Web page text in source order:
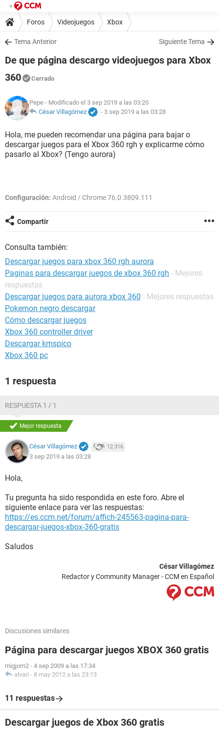
Foros Videojuegos Xbox
Tema Anterior Siguiente Tema
De que página descargo videojuegos para Xbox
360
Cerrado
Pepe - Modificado el 3 sep 2019 a las 03:20
César Villagómez
- 3 sep 2019 a las 03:28
Hola, me pueden recomendar una página para bajar o
descargar juegos para el Xbox 360 rgh y explicarme cómo
pasarlo al Xbox? (Tengo aurora)
Configuración: Android / Chrome 76.0.3809.111
Compartir
Consulta también:
Descargar juegos para xbox 360 rgh aurora
Paginas para descargar juegos de xbox 360 rgh - Mejores
respuestas
Descargar juegos para aurora xbox 360 - Mejores respuestas
Pokemon negro descargar
Cómo descargar juegos
Xbox 360 controller driver
Descargar kmspico
Xbox 360 pc
1 respuesta
RESPUESTA 1 / 1
Mejor respuesta
César Villagómez 12.316
3 sep 2019 a las 03:28
Hola,
Tu pregunta ha sido respondida en este foro. Abre el
siguiente enlace para ver las respuestas:
https://es.ccm.net/forum/affich-245563-pagina-para-
descargar-juegos-xbox-360-gratis
Saludos
César Villagómez
Redactor y Community Manager - CCM en Español
Discusiones similares
Página para descargar juegos XBOX 360 gratis
migjorn2 - 4 sep 2009 a las 17:34
alvari - 8 may 2012 a las 23:13
11 respuestas
Descargar juegos de Xbox 360 gratis